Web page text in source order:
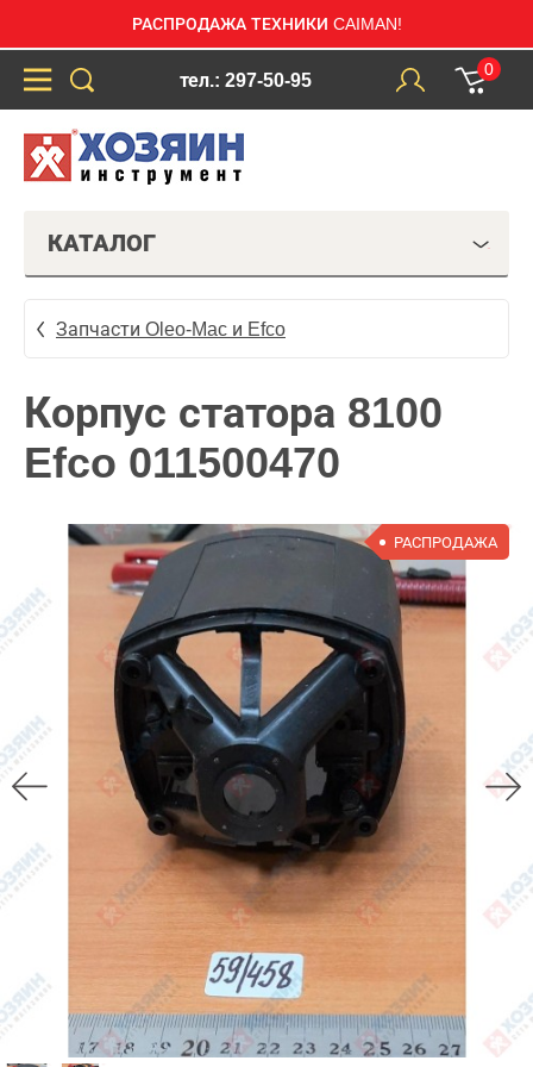
РАСПРОДАЖА ТЕХНИКИ CAIMAN!
тел.: 297-50-95
0
КАТАЛОГ
Запчасти Oleo-Mac и Efco
Корпус статора 8100
Efco 011500470
РАСПРОДАЖА